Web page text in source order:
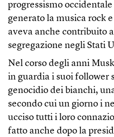
progressismo
generato la musica rock
aveva anche contribuito
segregazione negli Stati
Nel corso degli anni
in guardia i suoi follower
genocidio dei bianchi,
secondo cui un giorno i
ucciso tutti i loro
fatto anche dopo la